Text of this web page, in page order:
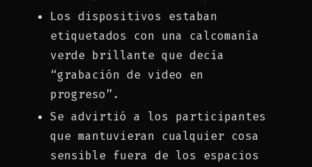
Los dispositivos estaban
etiquetados con una calcomanía
verde brillante que decía
“grabación de video en
progreso”.
Se advirtió a los participantes
que mantuvieran cualquier cosa
sensible fuera de los espacios